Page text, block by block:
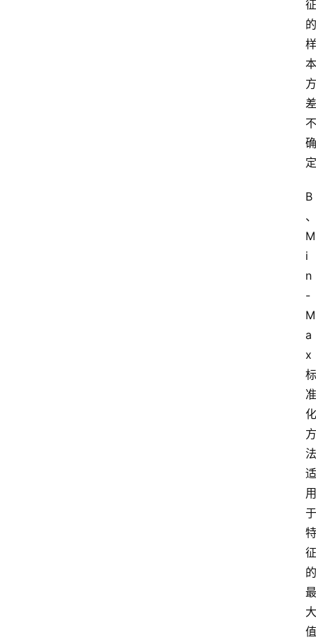
征
的
样
本
方
差
不
确
定
B
、
M
i
n
-
M
a
x
标
准
化
⽅
法
适
⽤
于
特
征
的
最
⼤
值